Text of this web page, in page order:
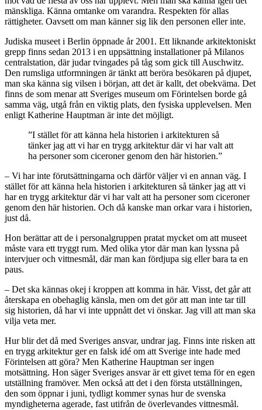
mänskliga. Känna omtanke om varandra. Respekten för allas
rättigheter. Oavsett om man känner sig lik den personen eller inte.
Judiska museet i Berlin öppnade år 2001. Ett liknande arkitektoniskt
grepp finns sedan 2013 i en uppsättning installationer på Milanos
centralstation, där judar tvingades på tåg som gick till Auschwitz.
Den rumsliga utformningen är tänkt att beröra besökaren på djupet,
man ska känna sig vilsen i början, att det är kallt, det obekväma. Det
finns de som menar att Sveriges museum om Förintelsen borde gå
samma väg, utgå från en viktig plats, den fysiska upplevelsen. Men
enligt Katherine Hauptman är inte det möjligt.
”I stället för att känna hela historien i arkitekturen så
tänker jag att vi har en trygg arkitektur där vi har valt att
ha personer som ciceroner genom den här historien.”
– Vi har inte förutsättningarna och därför väljer vi en annan väg. I
stället för att känna hela historien i arkitekturen så tänker jag att vi
har en trygg arkitektur där vi har valt att ha personer som ciceroner
genom den här historien. Och då kanske man orkar vara i historien,
just då.
Hon berättar att de i personalgruppen pratat mycket om att museet
måste vara ett tryggt rum. Med olika ytor där man kan lyssna på
intervjuer och vittnesmål, där man kan fördjupa sig eller bara ta en
paus.
– Det ska kännas okej i kroppen att komma in här. Visst, det går att
återskapa en obehaglig känsla, men om det gör att man inte tar till
sig historien, då har vi inte uppnått det vi önskar. Jag vill att man ska
vilja veta mer.
Hur blir det då med Sveriges ansvar, undrar jag. Finns inte risken att
en trygg arkitektur ger en falsk idé om att Sverige inte hade med
Förintelsen att göra? Men Katherine Hauptman ser ingen
motsättning. Hon säger Sveriges ansvar är ett givet tema för en egen
utställning framöver. Men också att det i den första utställningen,
den som öppnar i juni, tydligt kommer synas hur de svenska
myndigheterna agerade, fast utifrån de överlevandes vittnesmål.